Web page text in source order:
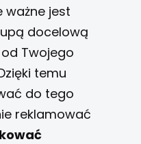
ważne jest
docelową
Twojego
temu
do tego
reklamować